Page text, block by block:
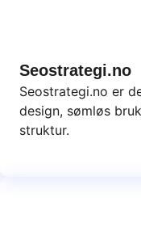
Seostrategi.no
Seostrategi.no er
design, sømløs
struktur.